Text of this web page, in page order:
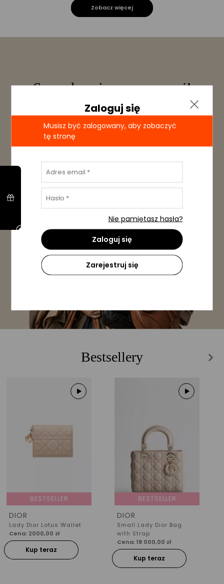
Zobacz więcej
Sprzedawaj razem z nami!
Wypełnij krótki formularz i dodaj swoje
rzeczy w kilka chwil. My zajmiemy się resztą!
Wypełnij formularz
Bestsellery
BESTSELLER
DIOR
Lady Dior Lotus Wallet
Cena: 2000,00 zł
Kup teraz
BESTSELLER
DIOR
Small Lady Dior Bag
with Strap
Cena: 18 000,00 zł
Kup teraz
Zaloguj się
Musisz być zalogowany, aby zobaczyć
tę stronę
Adres email *
Hasło *
Nie pamiętasz hasła?
Zaloguj się
Zarejestruj się